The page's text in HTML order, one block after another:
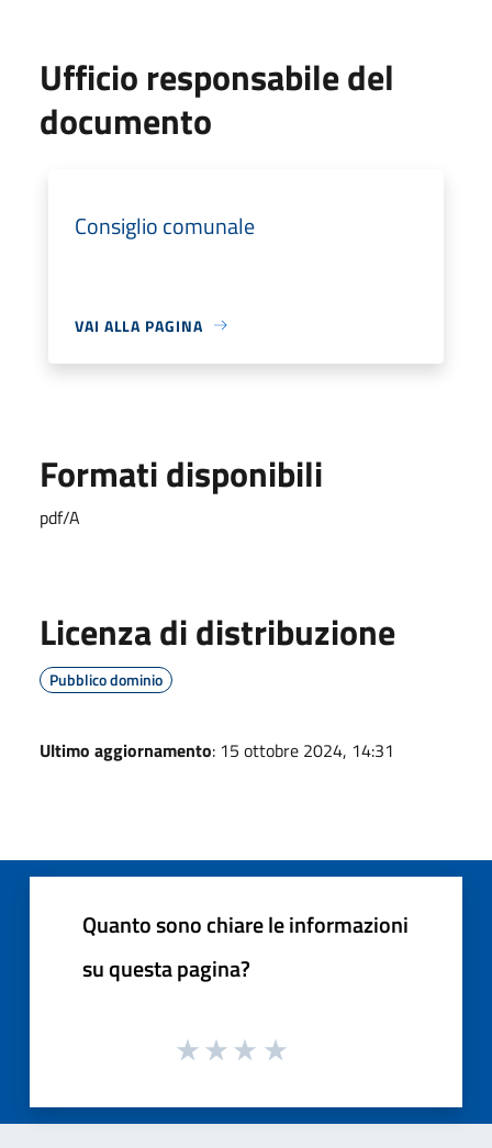
Ufficio responsabile del
documento
Consiglio comunale
VAI ALLA PAGINA
Formati disponibili
pdf/A
Licenza di distribuzione
Pubblico dominio
Ultimo aggiornamento: 15 ottobre 2024, 14:31
Quanto sono chiare le informazioni
su questa pagina?